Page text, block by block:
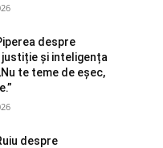
despre
justiție și inteligența
te teme de eșec,
despre